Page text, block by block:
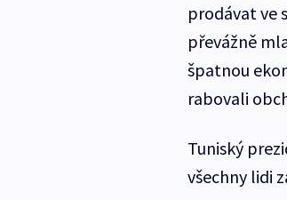
prodávat ve
převážně
špatnou
rabovali
Tuniský
všechny lidi